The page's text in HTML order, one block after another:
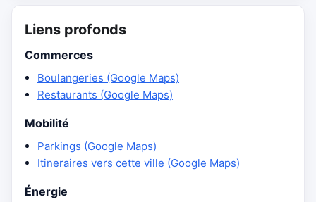
Liens profonds
Commerces
Boulangeries (Google Maps)
Restaurants (Google Maps)
Mobilité
Parkings (Google Maps)
Itineraires vers cette ville (Google Maps)
Énergie